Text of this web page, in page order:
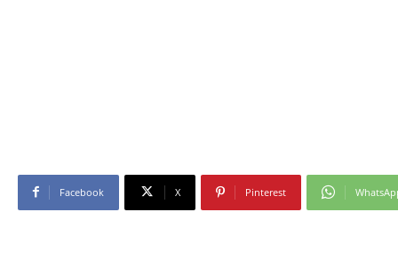
Facebook X Pinterest